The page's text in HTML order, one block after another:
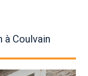
à Coulvain